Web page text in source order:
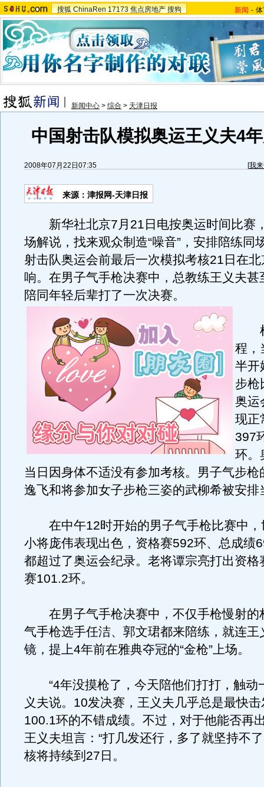
搜狐 ChinaRen 17173 焦点房地产 搜狗 新闻 -
新闻中心 > 综合 > 天津日报
中国射击队模拟奥运王义夫4
2008年07月22日07:35 [我
来源：津报网-天津日报
新华社北京7月21日电按奥运时间比赛
场解说，找来观众制造“噪音”，安排陪练同
射击队奥运会前最后一次模拟考核21日在
响。在男子气手枪决赛中，总教练王义夫甚
陪同年轻后辈打了一次决赛。
根
程，
半开
步枪
奥运
现正
397
环。
当日因身体不适没有参加考核。男子气步枪
逸飞和将参加女子步枪三姿的武柳希被安排
在中午12时开始的男子气手枪比赛中，
小将庞伟表现出色，资格赛592环、总成绩
都超过了奥运会纪录。老将谭宗亮打出资格
赛101.2环。
在男子气手枪决赛中，不仅手枪慢射的
气手枪选手任洁、郭文珺都来陪练，就连王
镜，提上4年前在雅典夺冠的“金枪”上场。
“4年没摸枪了，今天陪他们打打，触动
义夫说。10发决赛，王义夫几乎总是最快
100.1环的不错成绩。不过，对于他能否再
王义夫坦言：“打几发还行，多了就坚持不
核将持续到27日。